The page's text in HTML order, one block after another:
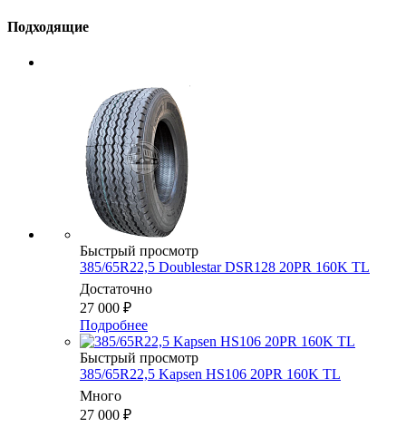
Подходящие
Быстрый просмотр
385/65R22,5 Doublestar DSR128 20PR 160K TL
Достаточно
27 000 ₽
Подробнее
Быстрый просмотр
385/65R22,5 Kapsen HS106 20PR 160K TL
Много
27 000 ₽